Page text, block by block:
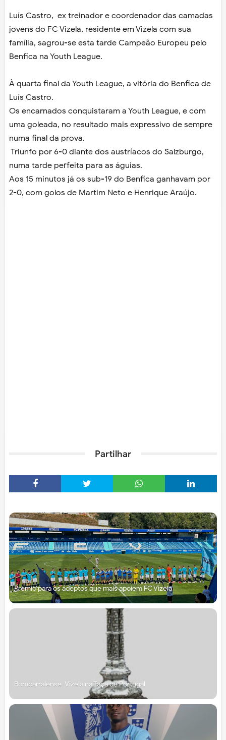
Luís Castro, ex treinador e coordenador das camadas
jovens do FC Vizela, residente em Vizela com sua
família, sagrou-se esta tarde Campeão Europeu pelo
Benfica na Youth League.
À quarta final da Youth League, a vitória do Benfica de
Luís Castro.
Os encarnados conquistaram a Youth League, e com
uma goleada, no resultado mais expressivo de sempre
numa final da prova.
Triunfo por 6-0 diante dos austríacos do Salzburgo,
numa tarde perfeita para as águias.
Aos 15 minutos já os sub-19 do Benfica ganhavam por
2-0, com golos de Martim Neto e Henrique Araújo.
Partilhar
Prémio para os adeptos que mais apoiem FC Vizela
Bombarralense-Vizela na Taça de Portugal